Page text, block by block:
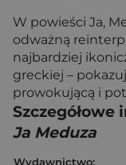
W powieści Ja,
odważną
najbardziej
greckiej –
prowokującą i
Ja Meduza
Wydawnictwo: